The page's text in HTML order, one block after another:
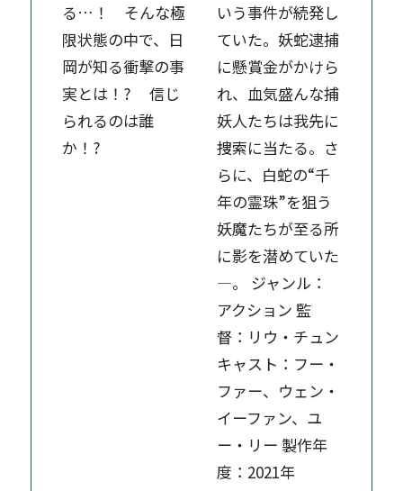
る…！ そんな極
限状態の中で、日
岡が知る衝撃の事
実とは！? 信じ
られるのは誰
か！?
いう事件が続発し
ていた。妖蛇逮捕
に懸賞金がかけら
れ、血気盛んな捕
妖人たちは我先に
捜索に当たる。さ
らに、白蛇の“千
年の霊珠”を狙う
妖魔たちが至る所
に影を潜めていた
―。 ジャンル：
アクション 監
督：リウ・チュン
キャスト：フー・
ファー、ウェン・
イーファン、ユ
ー・リー 製作年
度：2021年